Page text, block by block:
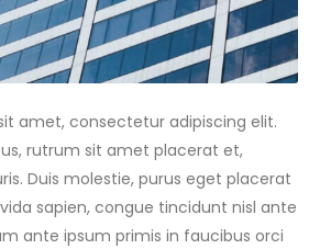
amet, consectetur adipiscing elit.
rutrum sit amet placerat et,
Duis molestie, purus eget placerat
sapien, congue tincidunt nisl ante
ante ipsum primis in faucibus orci